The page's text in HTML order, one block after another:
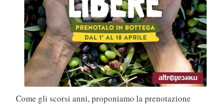
Come gli scorsi anni, proponiamo la prenotazione